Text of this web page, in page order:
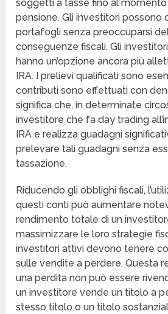
soggetti a tasse fino al
pensione. Gli investitori possono
portafogli senza preoccuparsi
conseguenze fiscali. Gli
hanno un’opzione ancora più
IRA. I prelievi qualificati sono
contributi sono effettuati con
significa che, in determinate
investitore che fa day trading
IRA e realizza guadagni
prelevare tali guadagni senza
tassazione.
Riducendo gli obblighi fiscali,
questi conti può aumentare
rendimento totale di un
massimizzare le loro strategie
investitori attivi devono tenere
sulle vendite a perdere. Questa
una perdita non può essere
un investitore vende un titolo a
stesso titolo o un titolo